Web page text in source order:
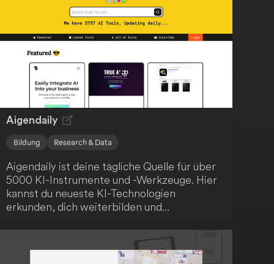
sich nahtlos in Notion, um dir unübertroffene
Einblicke und Effizienz zu bieten. Mit dem
Magic Crystal Ball hast du eine
leistungsstarke Plattform für datengestützte
Entscheidungsfindung im
Produktmanagement.
Aigendaily
Bildung Research & Data
Aigendaily ist deine tägliche Quelle für über
5000 KI-Instrumente und -Werkzeuge. Hier
kannst du neueste KI-Technologien
erkunden, dich weiterbilden und
Aigendaily dient als umfassende Ressource
für KI-Lösungen und Innovationen.